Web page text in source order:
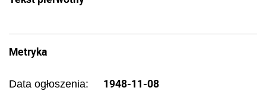
Metryka
Data ogłoszenia: 1948-11-08